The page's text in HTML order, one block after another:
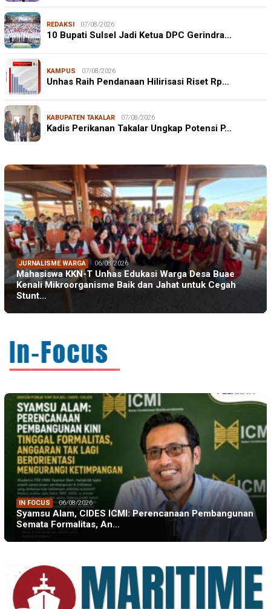
REDAKSI 07/08/2026
10 Bupati Sulsel Jadi Ketua DPC Gerindra…
KAMPUS 07/08/2026
Unhas Raih Pendanaan Hilirisasi Riset Rp…
KABUPATEN TAKALAR 07/08/2026
Kadis Perikanan Takalar Ungkap Potensi P…
JURNALISME WARGA 06/08/2026
Mahasiswa KKN-T Unhas Edukasi Warga Desa Buae
Kenali Mikroorganisme Baik dan Jahat untuk Cegah
Stunt…
IN FOCUS 06/08/2026
Syamsu Alam, CIDES ICMI: Perencanaan Pembangunan
Semata Formalitas, An…